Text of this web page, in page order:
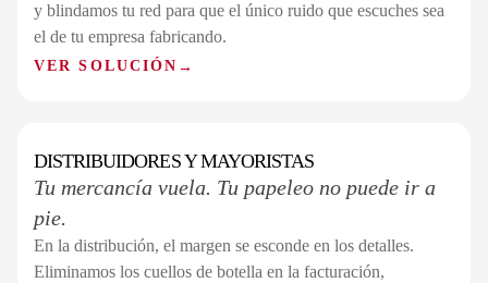
y blindamos tu red para que el único ruido que escuches sea
el de tu empresa fabricando.
VER SOLUCIÓN →
SECTOR 05 / 07
DISTRIBUIDORES Y MAYORISTAS
Tu mercancía vuela. Tu papeleo no puede ir a
pie.
En la distribución, el margen se esconde en los detalles.
Eliminamos los cuellos de botella en la facturación,